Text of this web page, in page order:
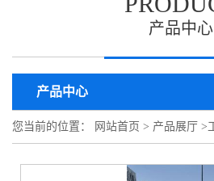
产品中心
产品中心
您当前的位置： 网站首页 > 产品展厅 >